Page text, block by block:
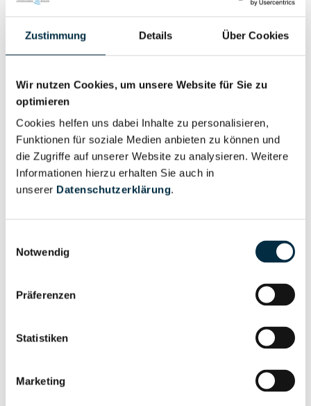
Zustimmung Details Über Cookies
Wir nutzen Cookies, um unsere Website für Sie zu
optimieren
Cookies helfen uns dabei Inhalte zu personalisieren,
Funktionen für soziale Medien anbieten zu können und
die Zugriffe auf unserer Website zu analysieren. Weitere
Informationen hierzu erhalten Sie auch in
unserer Datenschutzerklärung.
Notwendig
Präferenzen
Statistiken
Marketing
Personen im Unternehmen
Wirtschaftlich
Berechtigter
Vollständiges
Unternehmensprofil
anfragen
Vollständiges
Unternehmensprofil
Vollständiges
Unternehmensprofil